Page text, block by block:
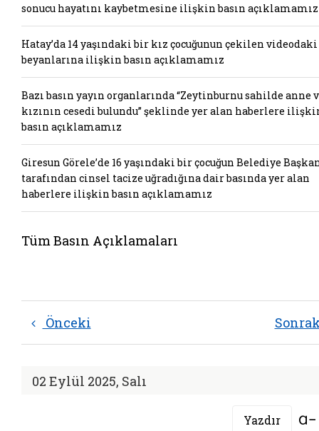
sonucu hayatını kaybetmesine ilişkin basın açıklamamız
Hatay’da 14 yaşındaki bir kız çocuğunun çekilen videodaki
beyanlarına ilişkin basın açıklamamız
Bazı basın yayın organlarında “Zeytinburnu sahilde anne
kızının cesedi bulundu” şeklinde yer alan haberlere
basın açıklamamız
Giresun Görele’de 16 yaşındaki bir çocuğun Belediye
tarafından cinsel tacize uğradığına dair basında yer alan
haberlere ilişkin basın açıklamamız
Tüm Basın Açıklamaları
Önceki
02 Eylül 2025, Salı
Yazdır